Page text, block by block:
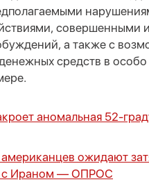
совершенными
а также с
средств в особо
аномальная 52-
ожидают
с Ираном — ОПРОС